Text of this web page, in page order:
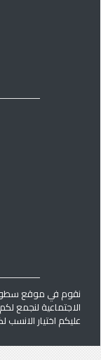
نقوم في موقع سطور
الاجتماعية لنجمع
عليكم اختيار الانسب لكم.